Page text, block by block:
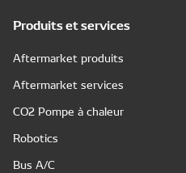
Produits et services
Aftermarket produits
Aftermarket services
CO2 Pompe à chaleur
Robotics
Bus A/C